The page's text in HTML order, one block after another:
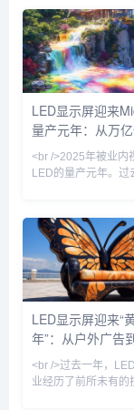
来，随着文旅夜游、
虚拟拍摄、会议一体
景加速放量，LED显
显回暖。据行业机构
2025年全球LED显
模将突破120亿美元
超15%。这背后，既
广告屏的存量升级，
等新技术的规
LED显示屏迎来
量产元年：从万
拟影棚的产业跃迁
<br />2025年被业内
LED的量产元年。过
99.99%，而利亚德
厂正式启用了全球首
量转移产线，单班产
3000片晶圆。这标
业十余年的“巨量转
复”两大痛点首次在
到解决。与此同时，
都的Micro LED试验
LED显示屏迎来“
年”：从户外广告
实，万亿赛道重
<br />过去一年，
业经历了前所未有的